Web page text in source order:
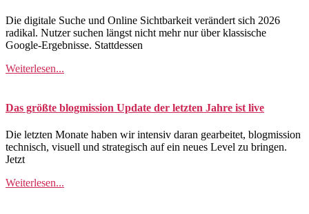
Die digitale Suche und Online Sichtbarkeit verändert sich 2026
radikal. Nutzer suchen längst nicht mehr nur über klassische
Google-Ergebnisse. Stattdessen
Weiterlesen...
Das größte blogmission Update der letzten Jahre ist live
Die letzten Monate haben wir intensiv daran gearbeitet, blogmission
technisch, visuell und strategisch auf ein neues Level zu bringen.
Jetzt
Weiterlesen...